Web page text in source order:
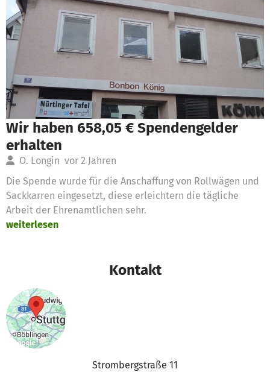
Wir haben 658,05 € Spendengelder
erhalten
O. Longin vor 2 Jahren
Die Spende wurde für die Anschaffung von Rollwägen und
Sackkarren eingesetzt, diese erleichtern die tägliche
Arbeit der Ehrenamtlichen sehr.
weiterlesen
Kontakt
Strombergstraße 11